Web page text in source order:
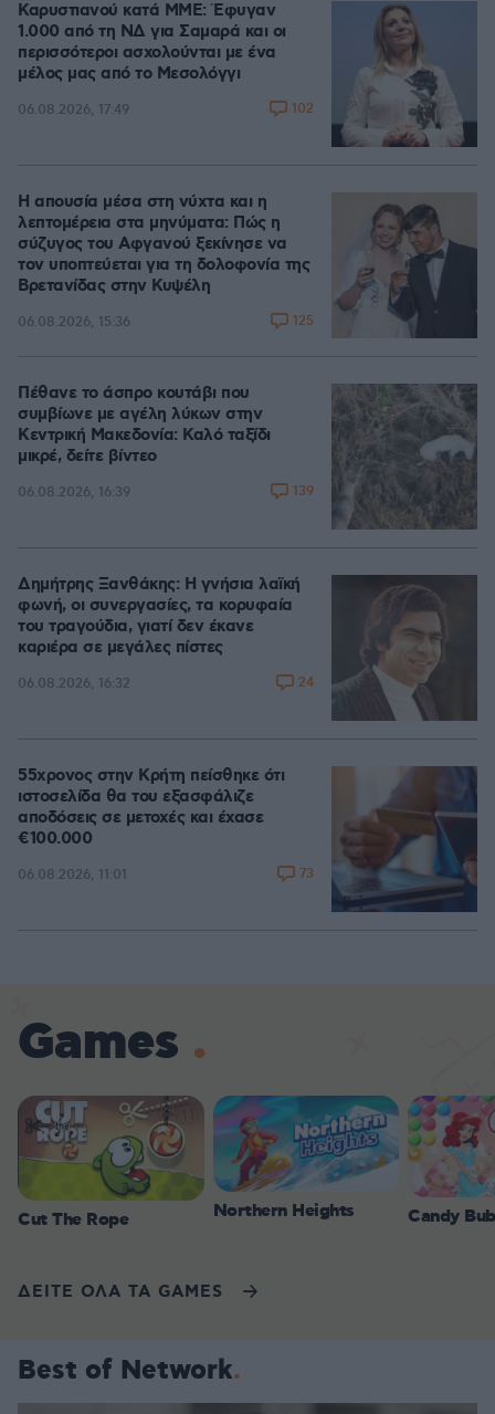
Καρυστιανού κατά ΜΜΕ: Έφυγαν
1.000 από τη ΝΔ για Σαμαρά και οι
περισσότεροι ασχολούνται με ένα
μέλος μας από το Μεσολόγγι
06.08.2026, 17:49 102
Η απουσία μέσα στη νύχτα και η
λεπτομέρεια στα μηνύματα: Πώς η
σύζυγος του Αφγανού ξεκίνησε να
τον υποπτεύεται για τη δολοφονία της
Βρετανίδας στην Κυψέλη
06.08.2026, 15:36 125
Πέθανε το άσπρο κουτάβι που
συμβίωνε με αγέλη λύκων στην
Κεντρική Μακεδονία: Καλό ταξίδι
μικρέ, δείτε βίντεο
06.08.2026, 16:39 139
Δημήτρης Ξανθάκης: Η γνήσια λαϊκή
φωνή, οι συνεργασίες, τα κορυφαία
του τραγούδια, γιατί δεν έκανε
καριέρα σε μεγάλες πίστες
06.08.2026, 16:32 24
55χρονος στην Κρήτη πείσθηκε ότι
ιστοσελίδα θα του εξασφάλιζε
αποδόσεις σε μετοχές και έχασε
€100.000
06.08.2026, 11:01 73
Games
Cut The Rope Northern Heights Candy
ΔΕΙΤΕ ΟΛΑ ΤΑ GAMES
Best of Network